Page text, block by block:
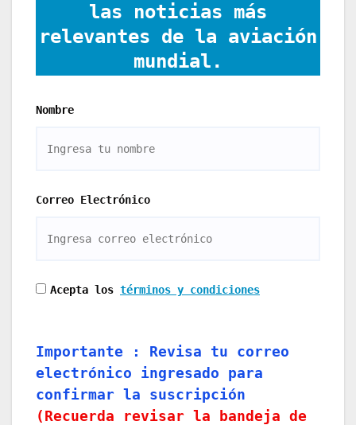
las noticias más
relevantes de la aviación
mundial.
Nombre
Correo Electrónico
Acepta los términos y condiciones
Importante :
Revisa tu correo
electrónico ingresado para
confirmar la suscripción
(Recuerda revisar la bandeja de